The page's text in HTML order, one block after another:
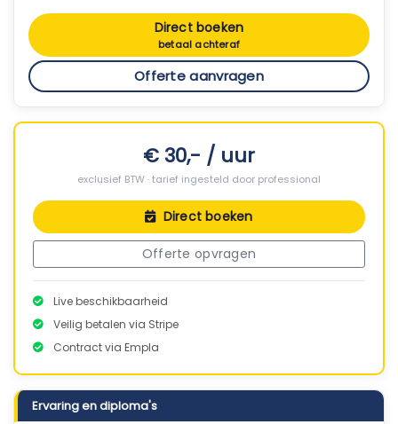
Direct boeken
betaal achteraf
Offerte aanvragen
€ 30,- / uur
exclusief BTW · tarief ingesteld door professional
Direct boeken
Offerte opvragen
Live beschikbaarheid
Veilig betalen via Stripe
Contract via Empla
Ervaring en diploma's